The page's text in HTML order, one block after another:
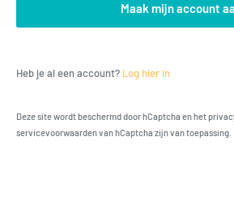
Maak mijn account
Heb je al een account? Log hier in
Deze site wordt beschermd door hCaptcha en het
servicevoorwaardenvan hCaptcha zijn van toepassing.